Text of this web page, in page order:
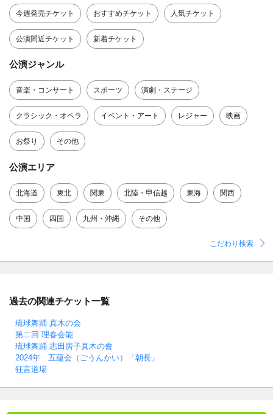
今週発売チケット おすすめチケット 人気チケット
公演間近チケット 新着チケット
公演ジャンル
音楽・コンサート スポーツ 演劇・ステージ
クラシック・オペラ イベント・アート レジャー 映画
お祭り その他
公演エリア
北海道 東北 関東 北陸・甲信越 東海 関西
中国 四国 九州・沖縄 その他
こだわり検索
過去の関連チケット一覧
琉球舞踊 真木の会
第二回 理春会能
琉球舞踊 志田房子真木の會
2024年 五蘊会（ごうんかい）「朝長」
狂言道場